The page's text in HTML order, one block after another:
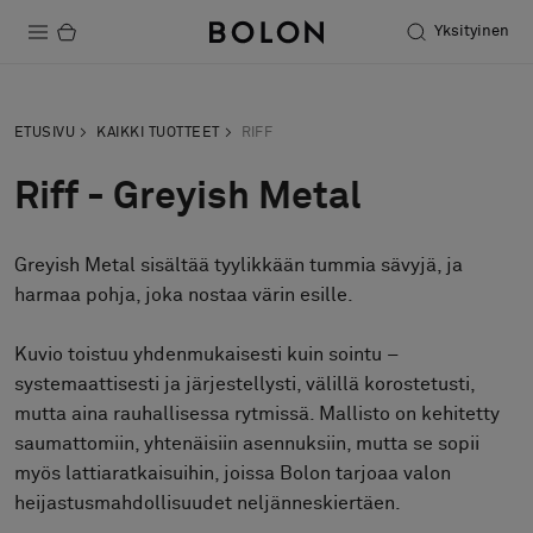
Yksityinen
Kestävä kehitys
Asennus
Yhteistyötä suunnittelijoiden kanssa
FAQ
ETUSIVU KAIKKI TUOTTEET RIFF
Riff - Greyish Metal
Greyish Metal sisältää tyylikkään tummia sävyjä, ja
harmaa pohja, joka nostaa värin esille.
Kuvio toistuu yhdenmukaisesti kuin sointu –
systemaattisesti ja järjestellysti, välillä korostetusti,
mutta aina rauhallisessa rytmissä. Mallisto on kehitetty
saumattomiin, yhtenäisiin asennuksiin, mutta se sopii
myös lattiaratkaisuihin, joissa Bolon tarjoaa valon
heijastusmahdollisuudet neljänneskiertäen.